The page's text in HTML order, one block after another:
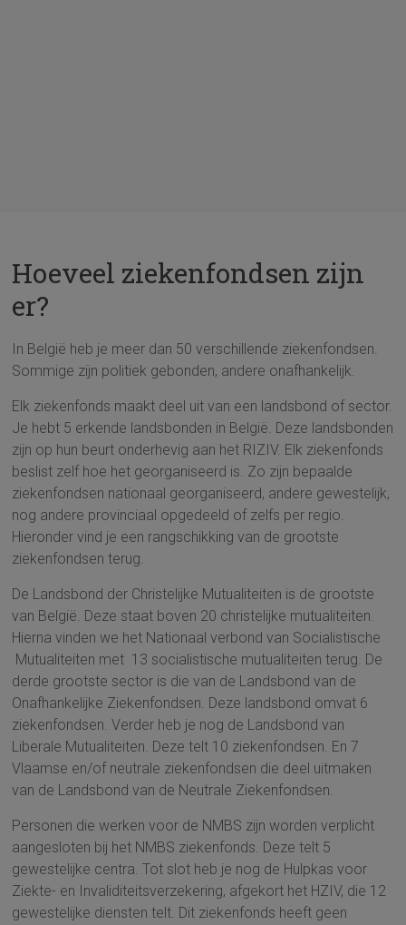
Hoeveel ziekenfondsen zijn
er?
In België heb je meer dan 50 verschillende ziekenfondsen.
Sommige zijn politiek gebonden, andere onafhankelijk.
Elk ziekenfonds maakt deel uit van een landsbond of sector.
Je hebt 5 erkende landsbonden in België. Deze landsbonden
zijn op hun beurt onderhevig aan het RIZIV. Elk ziekenfonds
beslist zelf hoe het georganiseerd is. Zo zijn bepaalde
ziekenfondsen nationaal georganiseerd, andere gewestelijk,
nog andere provinciaal opgedeeld of zelfs per regio.
Hieronder vind je een rangschikking van de grootste
ziekenfondsen terug.
De Landsbond der Christelijke Mutualiteiten is de grootste
van België. Deze staat boven 20 christelijke mutualiteiten.
Hierna vinden we het Nationaal verbond van Socialistische
Mutualiteiten met 13 socialistische mutualiteiten terug. De
derde grootste sector is die van de Landsbond van de
Onafhankelijke Ziekenfondsen. Deze landsbond omvat 6
ziekenfondsen. Verder heb je nog de Landsbond van
Liberale Mutualiteiten. Deze telt 10 ziekenfondsen. En 7
Vlaamse en/of neutrale ziekenfondsen die deel uitmaken
van de Landsbond van de Neutrale Ziekenfondsen.
Personen die werken voor de NMBS zijn worden verplicht
aangesloten bij het NMBS ziekenfonds. Deze telt 5
gewestelijke centra. Tot slot heb je nog de Hulpkas voor
Ziekte- en Invaliditeitsverzekering, afgekort het HZIV, die 12
gewestelijke diensten telt. Dit ziekenfonds heeft geen